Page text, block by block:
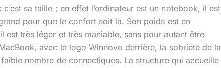
sa taille ; en effet l’ordinateur est un notebook, il est
pour que le confort soit là. Son poids est en
est très léger et très maniable, sans pour autant être
avec le logo Winnovo derrière, la sobriété de la
nombre de connectiques. La structure qui accueille